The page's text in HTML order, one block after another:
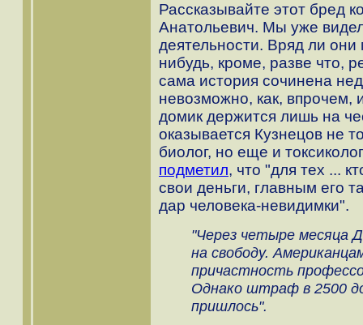
Рассказывайте этот бред
Анатольевич. Мы уже
деятельности. Вряд ли они
нибудь, кроме, разве что,
сама история сочинена
невозможно, как, впрочем,
домик держится лишь на
оказывается Кузнецов не
биолог, но еще и
подметил, что "для тех ...
свои деньги, главным его
дар человека-невидимки".
"Через четыре месяца
на свободу.
причастность
Однако штраф в 2500
пришлось".